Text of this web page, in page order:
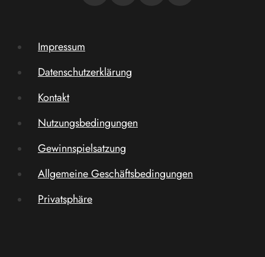
Impressum
Datenschutzerklärung
Kontakt
Nutzungsbedingungen
Gewinnspielsatzung
Allgemeine Geschäftsbedingungen
Privatsphäre